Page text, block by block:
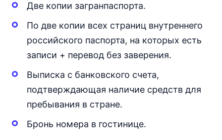
Две копии загранпаспорта.
По две копии всех страниц внутреннего
российского паспорта, на которых есть
записи + перевод без заверения.
Выписка с банковского счета,
подтверждающая наличие средств для
пребывания в стране.
Бронь номера в гостинице.